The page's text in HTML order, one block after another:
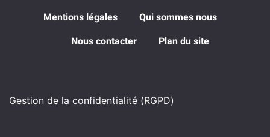
Mentions légales Qui sommes nous
Nous contacter Plan du site
Gestion de la confidentialité (RGPD)